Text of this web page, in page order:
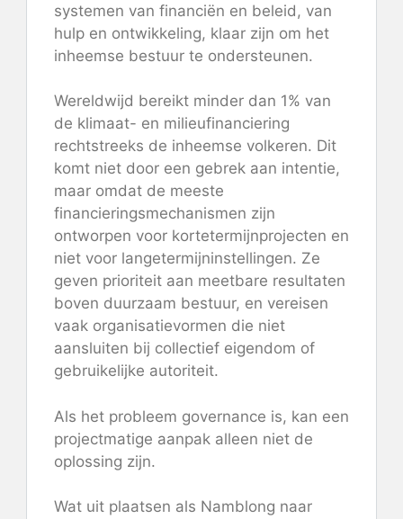
systemen van financiën en beleid, van
hulp en ontwikkeling, klaar zijn om het
inheemse bestuur te ondersteunen.
Wereldwijd bereikt minder dan 1% van
de klimaat- en milieufinanciering
rechtstreeks de inheemse volkeren. Dit
komt niet door een gebrek aan intentie,
maar omdat de meeste
financieringsmechanismen zijn
ontworpen voor kortetermijnprojecten en
niet voor langetermijninstellingen. Ze
geven prioriteit aan meetbare resultaten
boven duurzaam bestuur, en vereisen
vaak organisatievormen die niet
aansluiten bij collectief eigendom of
gebruikelijke autoriteit.
Als het probleem governance is, kan een
projectmatige aanpak alleen niet de
oplossing zijn.
Wat uit plaatsen als Namblong naar